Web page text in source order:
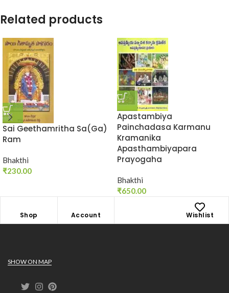
Related products
Sai Geethamritha Sa(Ga)
Ram
Bhakthi
₹230.00
Apastambiya
Painchadasa Karmanu
Kramanika
Apasthambiyapara
Prayogaha
Bhakthi
₹650.00
Shop Account Wishlist
SHOW ON MAP